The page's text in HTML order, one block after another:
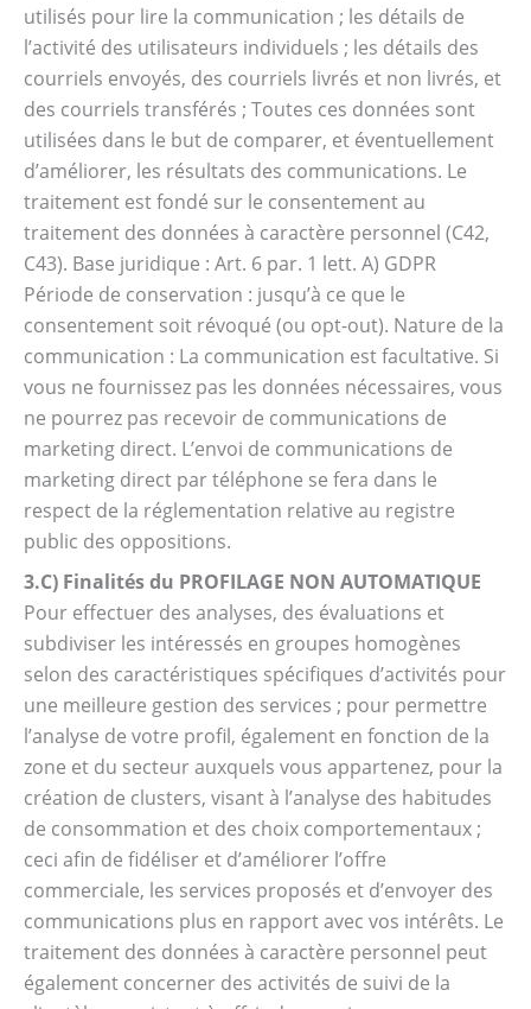
utilisés pour lire la communication ; les détails de
l’activité des utilisateurs individuels ; les détails des
courriels envoyés, des courriels livrés et non livrés, et
des courriels transférés ; Toutes ces données sont
utilisées dans le but de comparer, et éventuellement
d’améliorer, les résultats des communications. Le
traitement est fondé sur le consentement au
traitement des données à caractère personnel (C42,
C43). Base juridique : Art. 6 par. 1 lett. A) GDPR
Période de conservation : jusqu’à ce que le
consentement soit révoqué (ou opt-out). Nature de la
communication : La communication est facultative. Si
vous ne fournissez pas les données nécessaires, vous
ne pourrez pas recevoir de communications de
marketing direct. L’envoi de communications de
marketing direct par téléphone se fera dans le
respect de la réglementation relative au registre
public des oppositions.
3.C) Finalités du PROFILAGE NON AUTOMATIQUE
Pour effectuer des analyses, des évaluations et
subdiviser les intéressés en groupes homogènes
selon des caractéristiques spécifiques d’activités pour
une meilleure gestion des services ; pour permettre
l’analyse de votre profil, également en fonction de la
zone et du secteur auxquels vous appartenez, pour la
création de clusters, visant à l’analyse des habitudes
de consommation et des choix comportementaux ;
ceci afin de fidéliser et d’améliorer l’offre
commerciale, les services proposés et d’envoyer des
communications plus en rapport avec vos intérêts. Le
traitement des données à caractère personnel peut
également concerner des activités de suivi de la